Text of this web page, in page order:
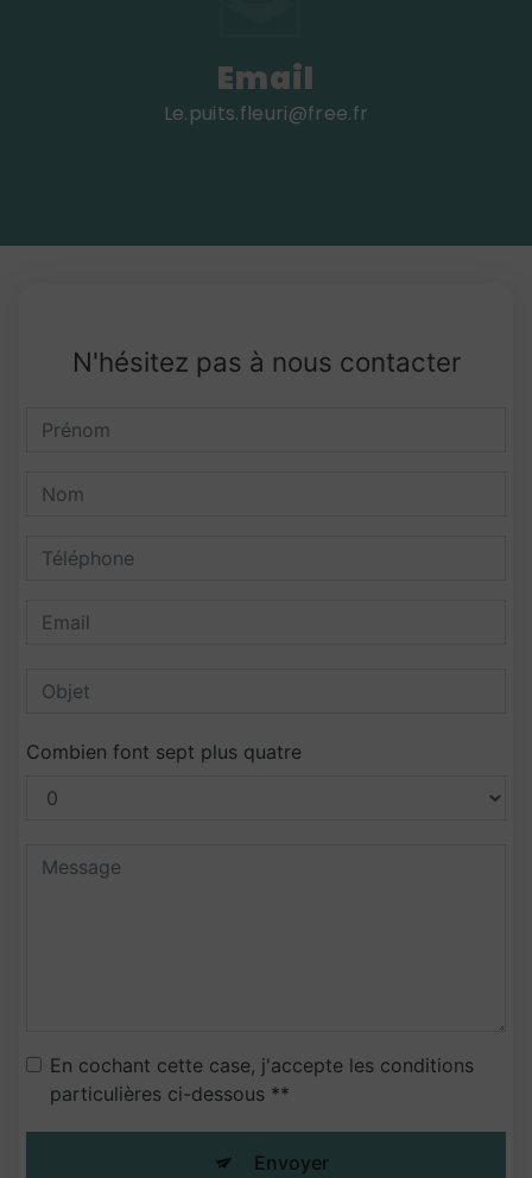
Email
le.puits.fleuri@free.fr
N'hésitez pas à nous contacter
Combien font sept plus quatre
En cochant cette case, j'accepte les conditions
particulières ci-dessous **
Envoyer